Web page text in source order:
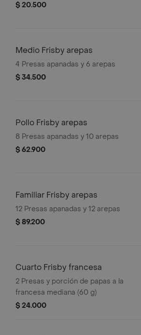
$ 20.500
Medio Frisby arepas
4 Presas apanadas y 6 arepas
$ 34.500
Pollo Frisby arepas
8 Presas apanadas y 10 arepas
$ 62.900
Familiar Frisby arepas
12 Presas apanadas y 12 arepas
$ 89.200
Cuarto Frisby francesa
2 Presas y porción de papas a la
francesa mediana (60 g)
$ 24.000